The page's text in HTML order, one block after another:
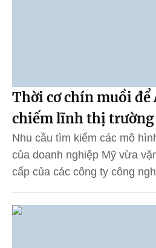
Thời cơ chín muồi để
chiếm lĩnh thị
Nhu cầu tìm kiếm các mô
của doanh nghiệp Mỹ vừa
cấp của các công ty công